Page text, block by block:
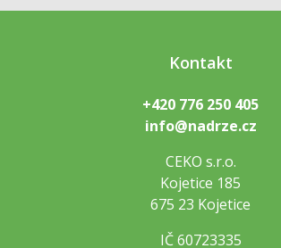
Kontakt
+420 776 250 405
info@nadrze.cz
CEKO s.r.o.
Kojetice 185
675 23 Kojetice
IČ 60723335